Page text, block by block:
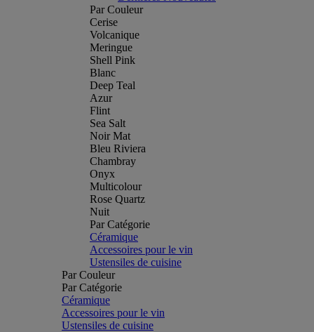
Par Couleur
Cerise
Volcanique
Meringue
Shell Pink
Blanc
Deep Teal
Azur
Flint
Sea Salt
Noir Mat
Bleu Riviera
Chambray
Onyx
Multicolour
Rose Quartz
Nuit
Par Catégorie
Céramique
Accessoires pour le vin
Ustensiles de cuisine
Par Couleur
Par Catégorie
Céramique
Accessoires pour le vin
Ustensiles de cuisine